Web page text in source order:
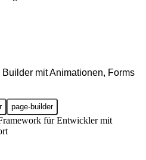
mit Animationen, Forms
page-builder